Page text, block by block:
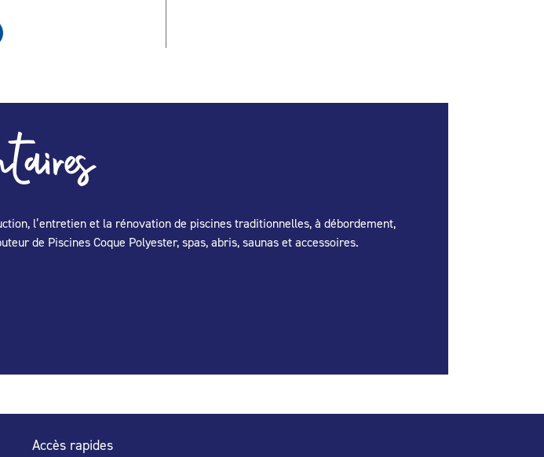
l’entretien et la rénovation de piscines traditionnelles, à débordement,
de Piscines Coque Polyester, spas, abris, saunas et accessoires.
Accès rapides